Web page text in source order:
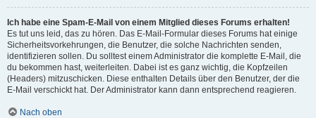
Ich habe eine Spam-E-Mail von einem Mitglied dieses Forums erhalten!
Es tut uns leid, das zu hören. Das E-Mail-Formular dieses Forums hat einige
Sicherheitsvorkehrungen, die Benutzer, die solche Nachrichten senden,
identifizieren sollen. Du solltest einem Administrator die komplette E-Mail, die
du bekommen hast, weiterleiten. Dabei ist es ganz wichtig, die Kopfzeilen
(Headers) mitzuschicken. Diese enthalten Details über den Benutzer, der die
E-Mail verschickt hat. Der Administrator kann dann entsprechend reagieren.
Nach oben